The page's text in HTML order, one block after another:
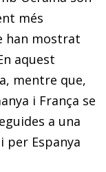
més
han mostrat
aquest
mentre que,
i França se
a una
per Espanya